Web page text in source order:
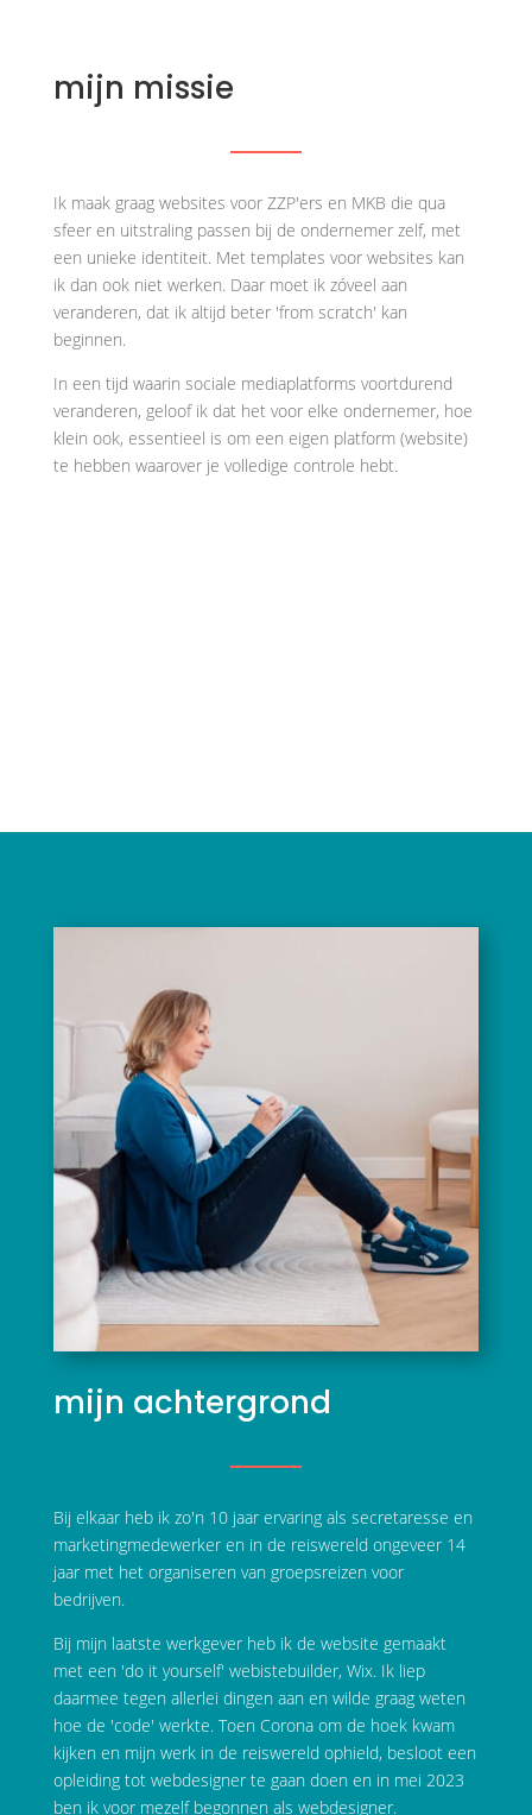
mijn missie
Ik maak graag websites voor ZZP'ers en MKB die qua
sfeer en uitstraling passen bij de ondernemer zelf, met
een unieke identiteit. Met templates voor websites kan
ik dan ook niet werken. Daar moet ik zóveel aan
veranderen, dat ik altijd beter 'from scratch' kan
beginnen.
In een tijd waarin sociale mediaplatforms voortdurend
veranderen, geloof ik dat het voor elke ondernemer, hoe
klein ook, essentieel is om een eigen platform (website)
te hebben waarover je volledige controle hebt.
mijn achtergrond
Bij elkaar heb ik zo'n 10 jaar ervaring als secretaresse en
marketingmedewerker en in de reiswereld ongeveer 14
jaar met het organiseren van groepsreizen voor
bedrijven.
Bij mijn laatste werkgever heb ik de website gemaakt
met een 'do it yourself' webistebuilder, Wix. Ik liep
daarmee tegen allerlei dingen aan en wilde graag weten
hoe de 'code' werkte. Toen Corona om de hoek kwam
kijken en mijn werk in de reiswereld ophield, besloot een
opleiding tot webdesigner te gaan doen en in mei 2023
ben ik voor mezelf begonnen als webdesigner.